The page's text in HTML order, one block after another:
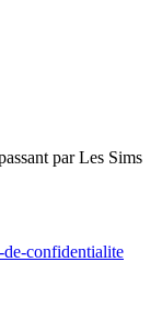
par Les Sims
confidentialite